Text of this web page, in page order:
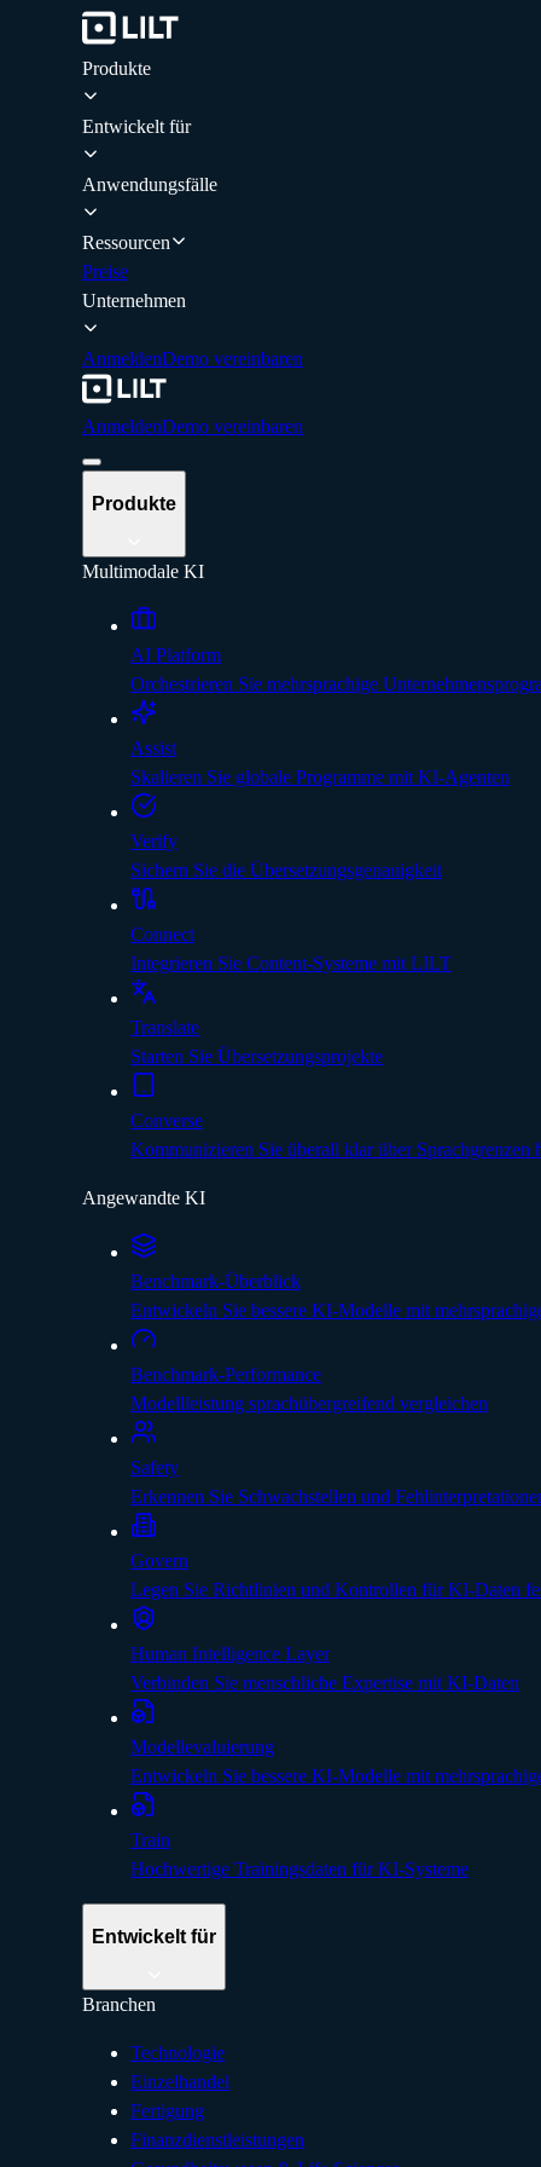
Produkte
Entwickelt für
Anwendungsfälle
Ressourcen
Preise
Unternehmen
AnmeldenDemo vereinbaren
AnmeldenDemo vereinbaren
Produkte
Multimodale KI
AI Platform
Orchestrieren Sie mehrsprachige
Assist
Skalieren Sie globale Programme mit KI-Agenten
Verify
Sichern Sie die Übersetzungsgenauigkeit
Connect
Integrieren Sie Content-Systeme mit LILT
Translate
Starten Sie Übersetzungsprojekte
Converse
Kommunizieren Sie überall klar über Sprachgrenzen
Angewandte KI
Benchmark-Überblick
Entwickeln Sie bessere KI-Modelle mit
Benchmark-Performance
Modellleistung sprachübergreifend vergleichen
Safety
Erkennen Sie Schwachstellen und
Govern
Legen Sie Richtlinien und Kontrollen für KI-Daten
Human Intelligence Layer
Verbinden Sie menschliche Expertise mit KI-Daten
Modellevaluierung
Entwickeln Sie bessere KI-Modelle mit
Train
Hochwertige Trainingsdaten für KI-Systeme
Entwickelt für
Branchen
Technologie
Einzelhandel
Fertigung
Finanzdienstleistungen